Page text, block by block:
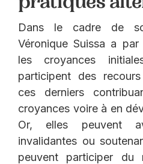
Dans le cadre de
Véronique Suissa a
les croyances
participent des
ces derniers
croyances voire à en
Or, elles peuvent
invalidantes ou
peuvent participer